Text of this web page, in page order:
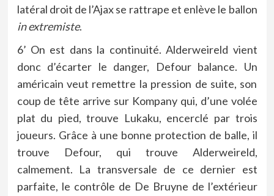
latéral droit de l’Ajax se rattrape et enlève le ballon
in extremiste.
6’ On est dans la continuité. Alderweireld vient
donc d’écarter le danger, Defour balance. Un
américain veut remettre la pression de suite, son
coup de tête arrive sur Kompany qui, d’une volée
plat du pied, trouve Lukaku, encerclé par trois
joueurs. Grâce à une bonne protection de balle, il
trouve Defour, qui trouve Alderweireld,
calmement. La transversale de ce dernier est
parfaite, le contrôle de De Bruyne de l’extérieur